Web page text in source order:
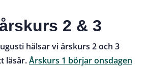
2 & 3
hälsar vi årskurs 2 och 3
läsår.Årskurs 1 börjar onsdagen